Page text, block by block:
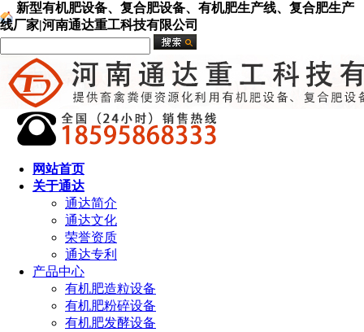
新型有机肥设备、复合肥设备、有机肥生产线、复合肥生产
线厂家|河南通达重工科技有限公司
网站首页
关于通达
通达简介
通达文化
荣誉资质
通达专利
产品中心
有机肥造粒设备
有机肥粉碎设备
有机肥发酵设备